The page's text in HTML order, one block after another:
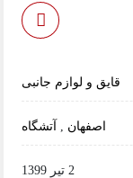
قایق و لوازم جانبی
اصفهان , آتشگاه
2 تیر 1399